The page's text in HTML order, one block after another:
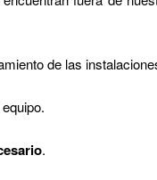
de las
.